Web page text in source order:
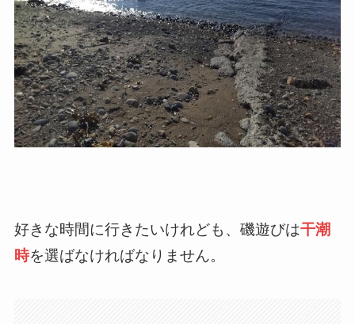
好きな時間に行きたいけれども、磯遊びは干潮
時を選ばなければなりません。